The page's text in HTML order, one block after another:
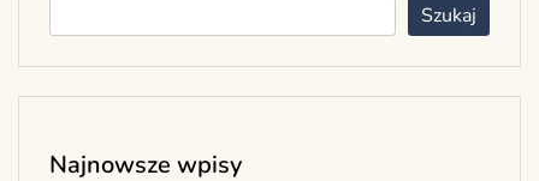
Szukaj
Najnowsze wpisy